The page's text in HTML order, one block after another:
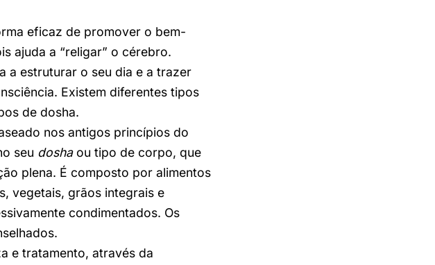
eficaz de promover o bem-
ajuda a “religar” o cérebro.
a estruturar o seu dia e a trazer
Existem diferentes tipos
de dosha.
nos antigos princípios do
seu doshaou tipo de corpo, que
plena. É composto por alimentos
vegetais, grãos integrais e
condimentados. Os
e tratamento, através da